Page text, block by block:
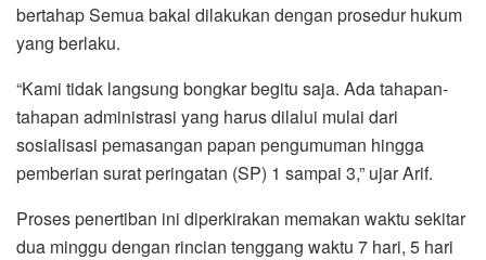
bertahap Semua bakal dilakukan dengan prosedur hukum
yang berlaku.
“Kami tidak langsung bongkar begitu saja. Ada tahapan-
tahapan administrasi yang harus dilalui mulai dari
sosialisasi pemasangan papan pengumuman hingga
pemberian surat peringatan (SP) 1 sampai 3,” ujar Arif.
Proses penertiban ini diperkirakan memakan waktu sekitar
dua minggu dengan rincian tenggang waktu 7 hari, 5 hari